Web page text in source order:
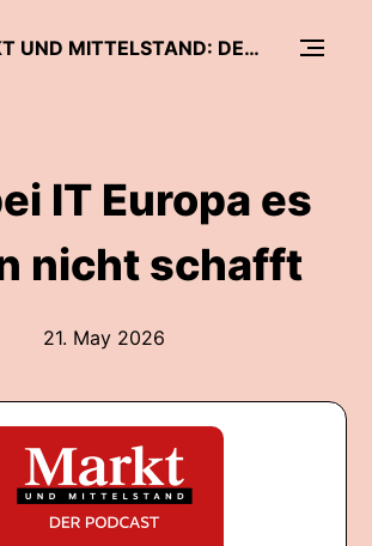
MARKT UND MITTELSTAND: DER PODCAST
IT Europa es
nicht schafft
21. May 2026